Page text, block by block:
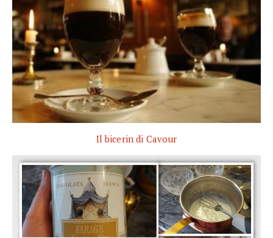
Il bicerin di Cavour